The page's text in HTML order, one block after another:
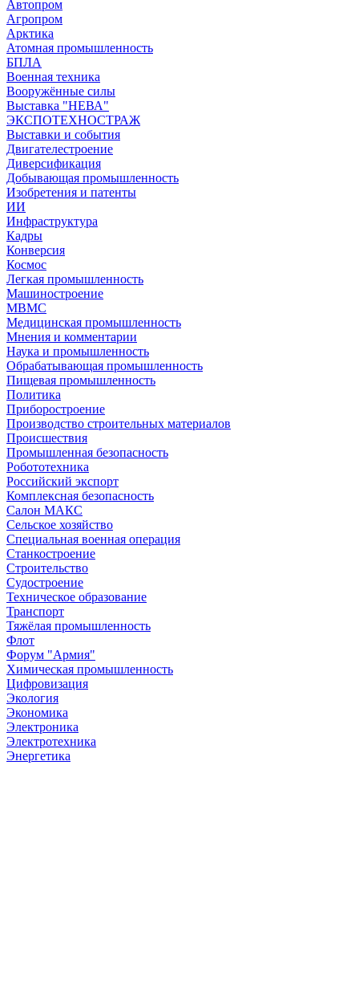
Автопром
Агропром
Арктика
Атомная промышленность
БПЛА
Военная техника
Вооружённые силы
Выставка "НЕВА"
ЭКСПОТЕХНОСТРАЖ
Выставки и события
Двигателестроение
Диверсификация
Добывающая промышленность
Изобретения и патенты
ИИ
Инфраструктура
Кадры
Конверсия
Космос
Легкая промышленность
Машиностроение
МВМС
Медицинская промышленность
Мнения и комментарии
Наука и промышленность
Обрабатывающая промышленность
Пищевая промышленность
Политика
Приборостроение
Производство строительных материалов
Происшествия
Промышленная безопасность
Робототехника
Российский экспорт
Комплексная безопасность
Салон МАКС
Сельское хозяйство
Специальная военная операция
Станкостроение
Строительство
Судостроение
Техническое образование
Транспорт
Тяжёлая промышленность
Флот
Форум "Армия"
Химическая промышленность
Цифровизация
Экология
Экономика
Электроника
Электротехника
Энергетика